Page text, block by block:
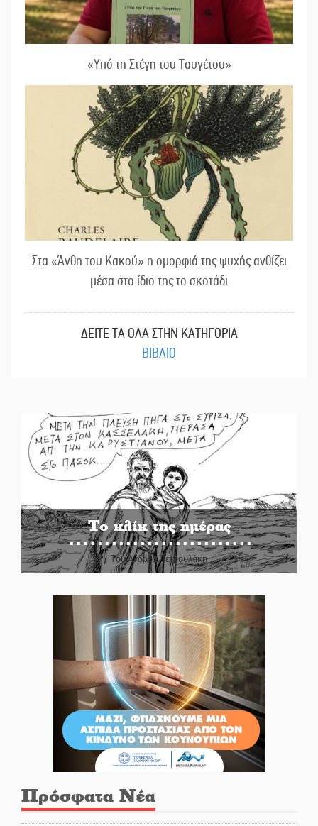
«Υπό τη Στέγη του Ταϋγέτου»
Στα «Άνθη του Κακού» η ομορφιά της ψυχής ανθίζει
μέσα στο ίδιο της το σκοτάδι
ΔΕΙΤΕ ΤΑ ΟΛΑ ΣΤΗΝ ΚΑΤΗΓΟΡΙΑ
ΒΙΒΛΙΟ
Το κλίκ της ημέρας
Του Ανδρέα Πετρουλάκη
Πρόσφατα Νέα